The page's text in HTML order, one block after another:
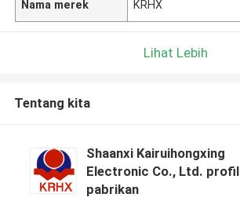
Nama merek KRHX
Lihat Lebih
Tentang kita
Shaanxi Kairuihongxing
Electronic Co., Ltd. profil
pabrikan